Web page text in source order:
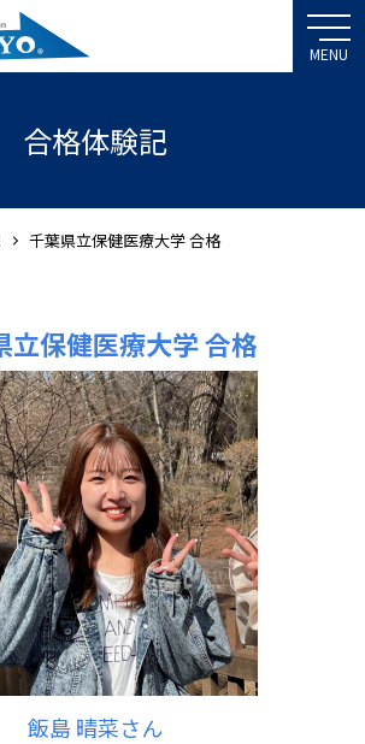
合格体験記
千葉県立保健医療大学 合格
立保健医療大学 合格
飯島 晴菜さん